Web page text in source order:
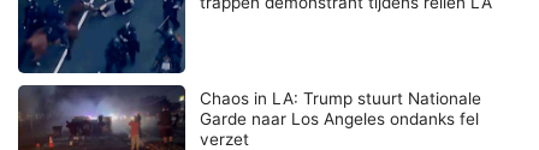
Chaos in LA: Trump stuurt Nationale
Garde naar Los Angeles ondanks fel
verzet